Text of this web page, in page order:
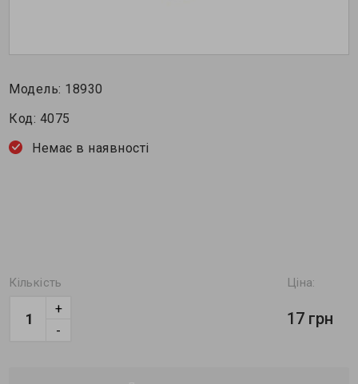
Модель: 18930
Код: 4075
Немає в наявності
Кількість
-
+
Ціна:
17 грн